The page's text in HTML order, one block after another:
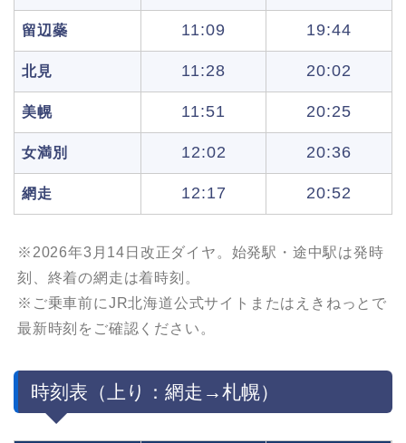
留辺蘂 11:09 19:44
北見 11:28 20:02
美幌 11:51 20:25
女満別 12:02 20:36
網走 12:17 20:52
※2026年3月14日改正ダイヤ。始発駅・途中駅は発時
刻、終着の網走は着時刻。
※ご乗車前にJR北海道公式サイトまたはえきねっとで
最新時刻をご確認ください。
時刻表（上り：網走→札幌）